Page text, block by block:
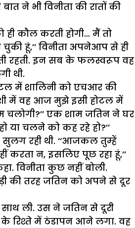
ने भी विनीता की रातों की
ही कौल करती होगी… मैं तो
चुकी हूं,’’ विनीता अपनेआप से ही
रहती. इन सब के फलस्वरूप वह
थी.
में शालिनी को एचआर की
में वह आज मुझे इसी होटल में
चलोगी?’’ एक शाम जतिन ने घर
या चलने को कह रहे हो?’’
सुलग रही थी. ‘‘आजकल तुम्हें
करता न, इसलिए पूछ रहा हूं,’’
विनीता कुछ नहीं बोली.
की तरह जतिन को अपने से दूर
साथ ली. उस ने जतिन से दूरी
के रिश्ते में ठंडापन आने लगा. वह